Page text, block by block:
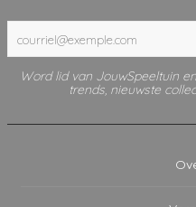
Word lid van JouwSpeeltuin
trends, nieuwste